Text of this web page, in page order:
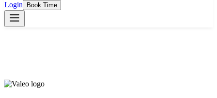
Login
Book Time